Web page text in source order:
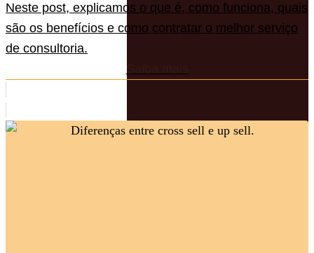
Neste post, explicamos o que é, como funciona, quais
são os benefícios e como contratar o melhor serviço
de consultoria.